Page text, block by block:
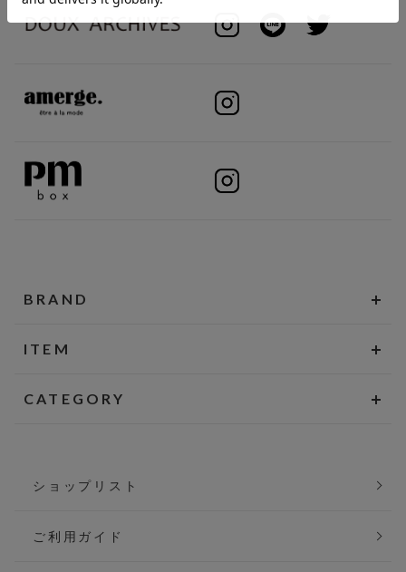
BRAND
ITEM
CATEGORY
ショップリスト
ご利用ガイド